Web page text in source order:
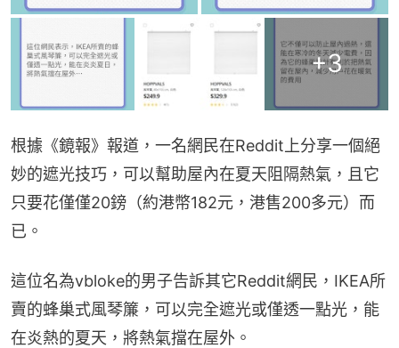
+3
根據《鏡報》報道，一名網民在Reddit上分享一個絕
妙的遮光技巧，可以幫助屋內在夏天阻隔熱氣，且它
只要花僅僅20鎊（約港幣182元，港售200多元）而
已。
這位名為vbloke的男子告訴其它Reddit網民，IKEA所
賣的蜂巢式風琴簾，可以完全遮光或僅透一點光，能
在炎熱的夏天，將熱氣擋在屋外。